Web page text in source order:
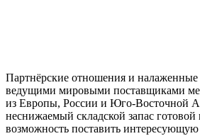
Партнёрские отношения и налаженные
ведущими мировыми поставщиками
из Европы, России и Юго-Восточной
неснижаемый складской запас
возможность поставить интересующую